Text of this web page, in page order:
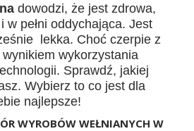
dowodzi, że jest zdrowa,
w pełni oddychająca. Jest
lekka. Choć czerpie z
wykorzystania
Sprawdź, jakiej
Wybierz to co jest dla
najlepsze!
WYROBÓW WEŁNIANYCH W